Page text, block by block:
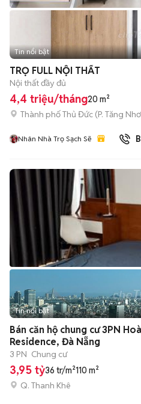
Tin nổi bật
TRỌ FULL NỘI THẤT
Nội thất đầy đủ
4,4 triệu/tháng20 m²
Thành phố Thủ Đức (P. Tăng
Nhân Nhà Trọ Sạch Sẽ
Tin nổi bật
Bán căn hộ chung cư 3PN
Residence, Đà Nẵng
3 PN Chung cư
3,95 tỷ36 tr/m²110 m²
Q. Thanh Khê